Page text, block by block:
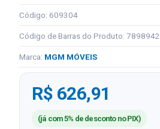
Código: 609304
Código de Barras do Produto:
Marca: MGM MÓVEIS
R$ 626,91
(já com 5% de desconto no PIX)